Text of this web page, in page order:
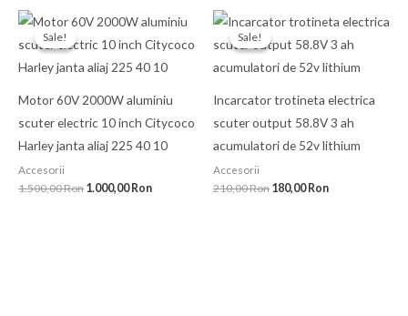
Sale!
Sale!
Motor 60V 2000W aluminiu
scuter electric 10 inch Citycoco
Harley janta aliaj 225 40 10
Accesorii
1.500,00Ron
Prețul
inițial
a
1.500,00 Ron.
1.000,00 Ron
Prețul
curent
este:
Sale!
Sale!
Incarcator trotineta electrica
scuter output 58.8V 3 ah
acumulatori de 52v lithium
Accesorii
210,00Ron
Prețul
inițial
a
210,00 Ron.
180,00 Ron
Prețul
curent
este: